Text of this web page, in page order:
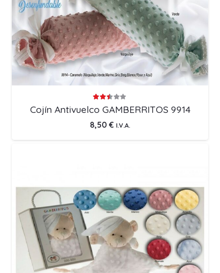
Cojín Antivuelco GAMBERRITOS 9914
8,50 € I.V.A.